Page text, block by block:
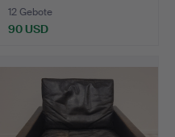
12 Gebote
90 USD